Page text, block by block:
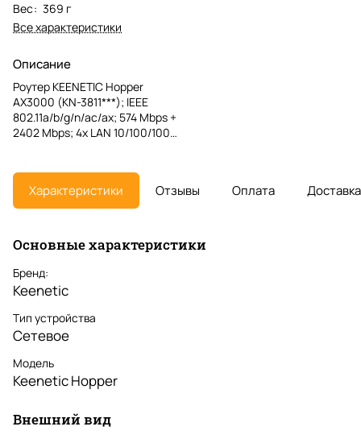
Вес: 369 г
Все характеристики
Описание
Роутер KEENETIC Hopper
AX3000 (KN-3811***); IEEE
802.11a/b/g/n/ac/ax; 574 Mbps +
2402 Mbps; 4x LAN 10/100/1000
Характеристики Отзывы Оплата Доставка
Основные характеристики
Бренд:
Keenetic
Тип устройства
Сетевое
Модель
Keenetic Hopper
Внешний вид